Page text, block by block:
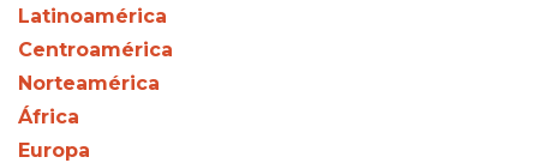
Latinoamérica
Centroamérica
Norteamérica
África
Europa